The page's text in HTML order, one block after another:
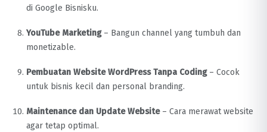
di Google Bisnisku.
YouTube Marketing– Bangun channel yang tumbuh dan
monetizable.
Pembuatan Website WordPress Tanpa Coding– Cocok
untuk bisnis kecil dan personal branding.
Maintenance dan Update Website– Cara merawat website
agar tetap optimal.